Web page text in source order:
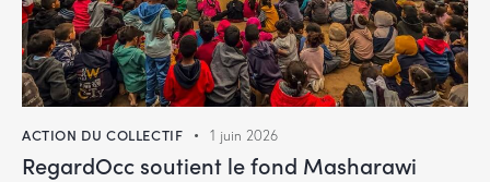
ACTION DU COLLECTIF 1 juin 2026
RegardOcc soutient le fond Masharawi